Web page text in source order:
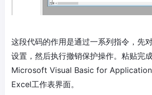
这段代码的作用是通过一系列指令，先
设置，然后执行撤销保护操作。粘贴完
Microsoft Visual Basic for
Excel工作表界面。